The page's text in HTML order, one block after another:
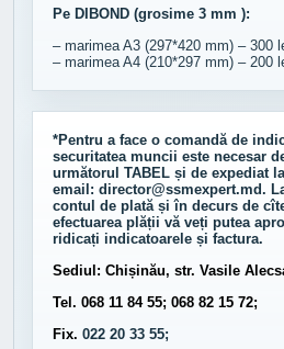
Pe DIBOND (grosime 3 mm ):
– marimea A3 (297*420 mm) – 300
– marimea A4 (210*297 mm) – 200
*Pentru a face o comandă de
securitatea muncii este necesar
următorul TABEL și de expediat
email: director@ssmexpert.md.
contul de plată și în decurs de
efectuarea plății vă veți putea
ridicați indicatoarele și factura.
Sediul: Chișinău, str. Vasile
Tel. 068 11 84 55; 068 82 15 72;
Fix. 022 20 33 55;